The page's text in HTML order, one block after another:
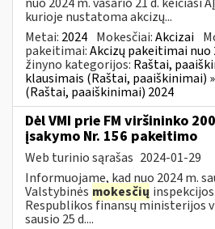
kurioje nustatoma akcizų...
Metai: 2024 Mokesčiai:Akcizai
pakeitimai:Akcizų pakeitimai nuo
žinyno kategorijos: Raštai,
klausimais (Raštai, paaiškinimai)
(Raštai, paaiškinimai) 2024
Dėl VMI prie FM viršininko
įsakymo Nr. 156 pakeitimo
Web turinio sąrašas 2024-01-29
Informuojame, kad nuo 2024 m.
Valstybinės mokesčių
Respublikos finansų ministerijos
sausio 25 d....